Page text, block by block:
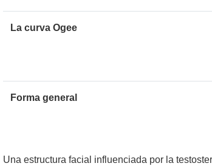
La curva Ogee
Forma general
Una estructura facial influenciada por la